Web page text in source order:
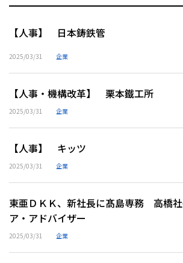
【人事】 日本鋳鉄管
2025/03/31 企業
【人事・機構改革】 栗本鐵工所
2025/03/31 企業
【人事】 キッツ
2025/03/31 企業
東亜ＤＫＫ、新社長に髙島専務 高橋
ア・アドバイザー
2025/03/31 企業